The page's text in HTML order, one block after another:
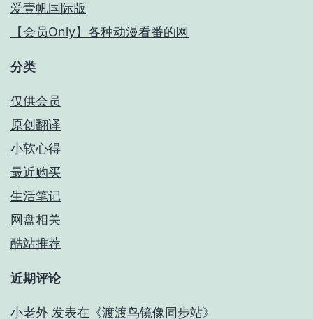
爱壹帆国际版
【会员Only】各种动漫看番的网
分类
仅供会员
原创翻译
小软心得
最近购买
生活笔记
网盘相关
酷站推荐
近期评论
小老外 发表在《渡渡鸟镜像同步站》